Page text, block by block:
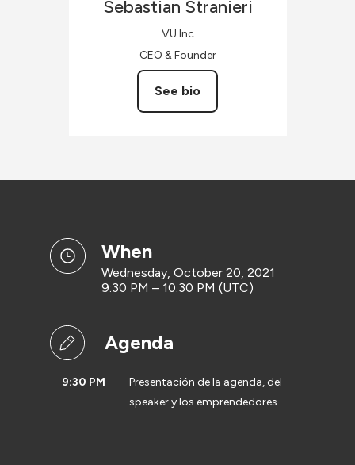
Sebastian Stranieri
VU Inc
CEO & Founder
See bio
when
Wednesday, October 20, 2021
9:30 PM – 10:30 PM (UTC)
Agenda
9:30 PM
Presentación de la agenda, del
speaker y los emprendedores